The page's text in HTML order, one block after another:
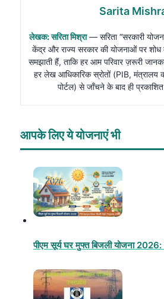
Sarita
लेखक: सरिता मिश्रा— सरिता “सरकारी
केंद्र और राज्य सरकार की योजनाओं पर शोध
समझाती हैं, ताकि हर आम परिवार ज़रूरी
हर लेख आधिकारिक स्रोतों (PIB, मंत्रालय
पोर्टल) से जाँचने के बाद ही
आपके लिए ये योजनाएं भी
पीएम सूर्य घर मुफ्त बिजली योजना